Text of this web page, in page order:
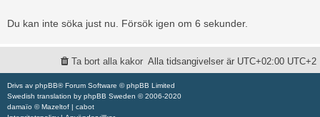
Du kan inte söka just nu. Försök igen om 6 sekunder.
Alla tidsangivelser är UTC+02:00 UTC+2
Ta bort alla kakor
Drivs av phpBB® Forum Software © phpBB Limited
Swedish translation by phpBB Sweden © 2006-2020
damaïo ©Mazeltof | cabot